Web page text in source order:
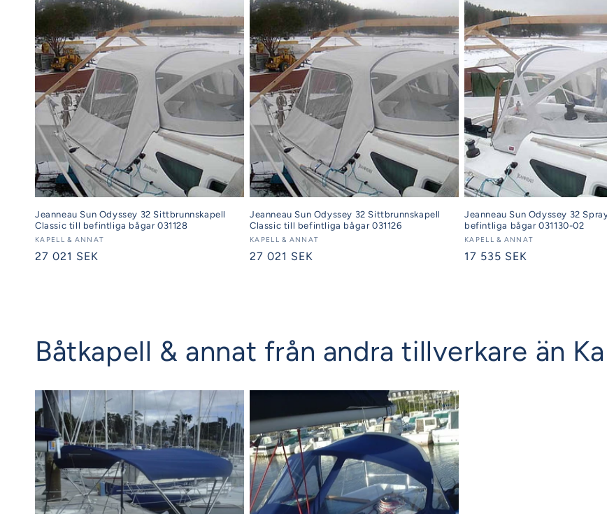
Jeanneau Sun Odyssey 32 Sittbrunnskapell
Classic till befintliga bågar 031128
Säljare:
KAPELL & ANNAT
Ordinarie
27 021 SEK
Jeanneau Sun Odyssey 32 Sittbrunnskapell
Classic till befintliga bågar 031126
Säljare:
KAPELL & ANNAT
Ordinarie
27 021 SEK
Jeanneau Sun Odyssey 32
befintliga bågar 031130-02
Säljare:
KAPELL & ANNAT
Ordinarie
17 535 SEK
Båtkapell & annat från andra tillverkare än